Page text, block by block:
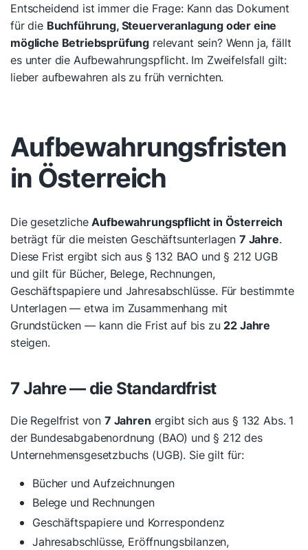
Entscheidend ist immer die Frage: Kann das Dokument
für die Buchführung, Steuerveranlagung oder eine
mögliche Betriebsprüfung relevant sein? Wenn ja, fällt
es unter die Aufbewahrungspflicht. Im Zweifelsfall gilt:
lieber aufbewahren als zu früh vernichten.
Aufbewahrungsfristen
in Österreich
Die gesetzlicheAufbewahrungspflicht in Österreich
beträgt für die meisten Geschäftsunterlagen 7 Jahre.
Diese Frist ergibt sich aus § 132 BAO und § 212 UGB
und gilt für Bücher, Belege, Rechnungen,
Geschäftspapiere und Jahresabschlüsse. Für bestimmte
Unterlagen — etwa im Zusammenhang mit
Grundstücken — kann die Frist auf bis zu22 Jahre
steigen.
7 Jahre — die Standardfrist
Die Regelfrist von 7 Jahren ergibt sich aus § 132 Abs. 1
der Bundesabgabenordnung (BAO) und § 212 des
Unternehmensgesetzbuchs (UGB). Sie gilt für:
Bücher und Aufzeichnungen
Belege und Rechnungen
Geschäftspapiere und Korrespondenz
Jahresabschlüsse, Eröffnungsbilanzen,